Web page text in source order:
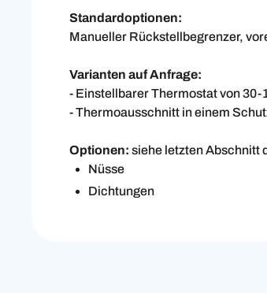
Standardoptionen:
Manueller Rückstellbegrenzer,
Varianten auf Anfrage:
- Einstellbarer Thermostat von 30-
- Thermoausschnitt in einem
Optionen: siehe letzten Abschnitt
Nüsse
Dichtungen